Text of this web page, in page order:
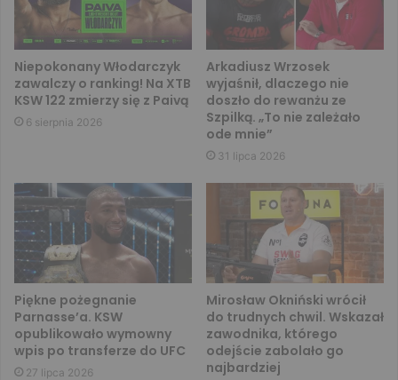
Niepokonany Włodarczyk
zawalczy o ranking! Na XTB
KSW 122 zmierzy się z Paivą
6 sierpnia 2026
Arkadiusz Wrzosek
wyjaśnił, dlaczego nie
doszło do rewanżu ze
Szpilką. „To nie zależało
ode mnie”
31 lipca 2026
Piękne pożegnanie
Parnasse’a. KSW
opublikowało wymowny
wpis po transferze do UFC
27 lipca 2026
Mirosław Okniński wrócił
do trudnych chwil. Wskazał
zawodnika, którego
odejście zabolało go
najbardziej